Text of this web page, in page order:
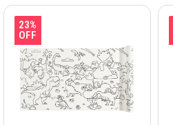
23%
OFF